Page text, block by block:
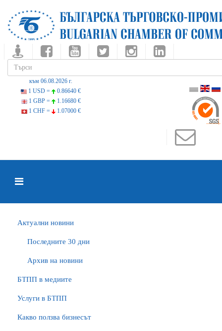
към 06.08.2026 г.
1 USD =
0.86640 €
1 GBP =
1.16680 €
1 CHF =
1.07000 €
Актуални новини
Последните 30 дни
Архив на новини
БTПП в медиите
Услуги в БТПП
Какво ползва бизнесът